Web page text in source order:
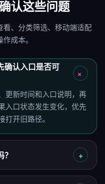
认这些问题
、分类筛选、移动端适配
成本。
确认入口是否可
更新时间和入口说明，再
入口状态发生变化，优先
开旧路径。